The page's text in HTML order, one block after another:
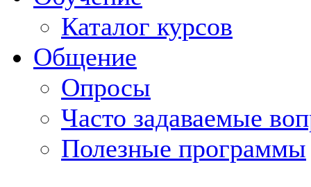
Каталог курсов
Общение
Опросы
Часто задаваемые
Полезные программы